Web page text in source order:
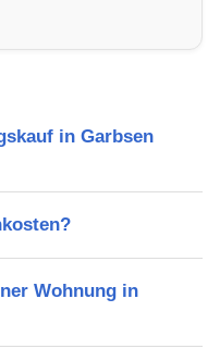
Schulen,
in Garbsen
Wohnung in